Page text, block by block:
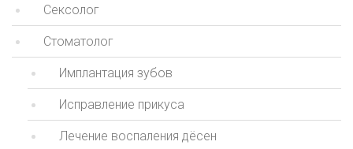
Сексолог
Стоматолог
Имплантация зубов
Исправление прикуса
Лечение воспаления дёсен